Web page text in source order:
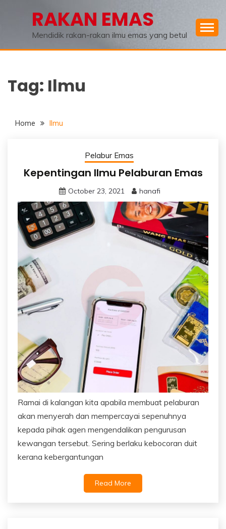
RAKAN EMAS
Mendidik rakan-rakan ilmu emas yang betul
Tag: Ilmu
Home Ilmu
Pelabur Emas
Kepentingan Ilmu Pelaburan Emas
October 23, 2021 hanafi
Ramai di kalangan kita apabila membuat pelaburan
akan menyerah dan mempercayai sepenuhnya
kepada pihak agen mengendalikan pengurusan
kewangan tersebut. Sering berlaku kebocoran duit
kerana kebergantungan
Read More